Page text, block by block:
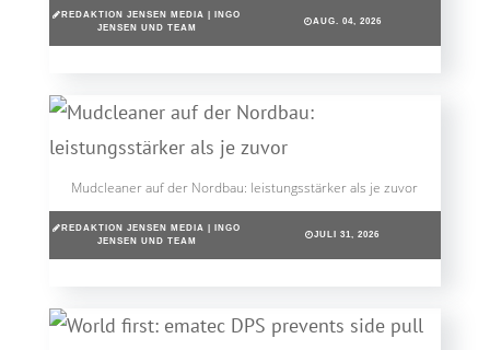
REDAKTION JENSEN MEDIA | INGO
JENSEN UND TEAM
AUG. 04, 2026
Mudcleaner auf der Nordbau: leistungsstärker als je zuvor
REDAKTION JENSEN MEDIA | INGO
JENSEN UND TEAM
JULI 31, 2026